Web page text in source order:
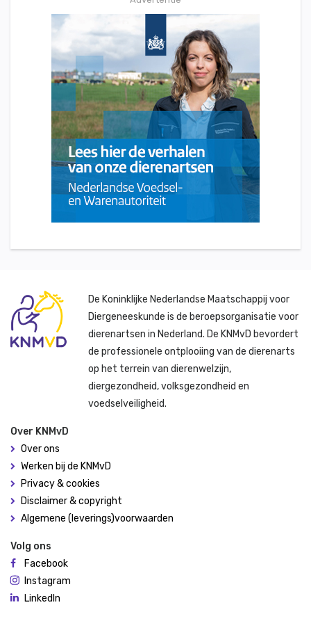
De Koninklijke Nederlandse Maatschappij voor
Diergeneeskunde is de beroepsorganisatie voor
dierenartsen in Nederland. De KNMvD bevordert
de professionele ontplooiing van de dierenarts
op het terrein van dierenwelzijn,
diergezondheid, volksgezondheid en
voedselveiligheid.
Over KNMvD
Over ons
Werken bij de KNMvD
Privacy & cookies
Disclaimer & copyright
Algemene (leverings)voorwaarden
Volg ons
Facebook
Instagram
LinkedIn